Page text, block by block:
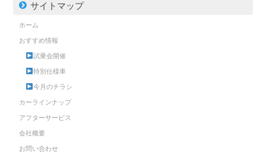
サイトマップ
ホーム
おすすめ情報
試乗会開催
特別仕様車
今月のチラシ
カーラインナップ
アフターサービス
会社概要
お問い合わせ